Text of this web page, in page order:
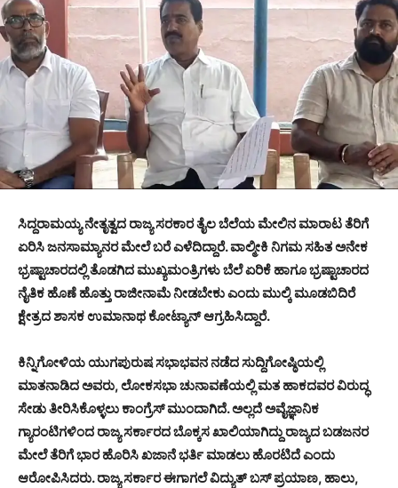
ಸಿದ್ದರಾಮಯ್ಯ ನೇತೃತ್ವದ ರಾಜ್ಯ ಸರಕಾರ ತೈಲ ಬೆಲೆಯ ಮೇಲಿನ ಮಾರಾಟ ತೆರಿಗೆ
ಏರಿಸಿ ಜನಸಾಮ್ಯಾನರ ಮೇಲೆ ಬರೆ ಎಳೆದಿದ್ದಾರೆ. ವಾಲ್ಮೀಕಿ ನಿಗಮ ಸಹಿತ ಅನೇಕ
ಭ್ರಷ್ಟಾಚಾರದಲ್ಲಿ ತೊಡಗಿದ ಮುಖ್ಯಮಂತ್ರಿಗಳು ಬೆಲೆ ಏರಿಕೆ ಹಾಗೂ ಭ್ರಷ್ಟಾಚಾರದ
ನೈತಿಕ ಹೊಣೆ ಹೊತ್ತು ರಾಜೀನಾಮೆ ನೀಡಬೇಕು ಎಂದು ಮುಲ್ಕಿ ಮೂಡಬಿದಿರೆ
ಕ್ಷೇತ್ರದ ಶಾಸಕ ಉಮಾನಾಥ ಕೋಟ್ಯಾನ್ ಆಗ್ರಹಿಸಿದ್ದಾರೆ.
ಕಿನ್ನಿಗೋಳಿಯ ಯುಗಪುರುಷ ಸಭಾಭವನ ನಡೆದ ಸುದ್ದಿಗೋಷ್ಠಿಯಲ್ಲಿ
ಮಾತನಾಡಿದ ಅವರು, ಲೋಕಸಭಾ ಚುನಾವಣೆಯಲ್ಲಿ ಮತ ಹಾಕದವರ ವಿರುದ್ಧ
ಸೇಡು ತೀರಿಸಿಕೊಳ್ಳಲು ಕಾಂಗ್ರೆಸ್ ಮುಂದಾಗಿದೆ. ಅಲ್ಲದೆ ಅವೈಜ್ಞಾನಿಕ
ಗ್ಯಾರಂಟಿಗಳಿಂದ ರಾಜ್ಯ ಸರ್ಕಾರದ ಬೊಕ್ಕಸ ಖಾಲಿಯಾಗಿದ್ದು ರಾಜ್ಯದ ಬಡಜನರ
ಮೇಲೆ ತೆರಿಗೆ ಭಾರ ಹೊರಿಸಿ ಖಜಾನೆ ಭರ್ತಿ ಮಾಡಲು ಹೊರಟಿದೆ ಎಂದು
ಆರೋಪಿಸಿದರು. ರಾಜ್ಯ ಸರ್ಕಾರ ಈಗಾಗಲೆ ವಿದ್ಯುತ್ ಬಸ್ ಪ್ರಯಾಣ, ಹಾಲು,